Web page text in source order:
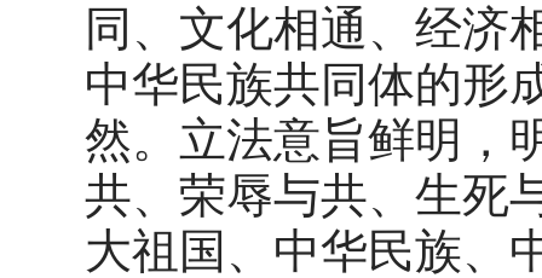
同、文化相通、经济
中华民族共同体的形
然。立法意旨鲜明，
共、荣辱与共、生死
大祖国、中华民族、